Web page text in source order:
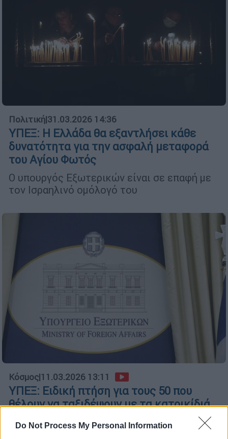
Do Not Process My Personal Information
Πολιτική|31.03.2026 14:36
ΥΠΕΞ: Η Ελλάδα θα εξαντλήσει κάθε
δυνατότητα για την ασφαλή μεταφορά
του Αγίου Φωτός
Ο υπουργός Εξωτερικών είναι σε επαφή με
τον Ισραηλινό ομόλογό του
Κόσμος|11.03.2026 13:11
ΥΠΕΞ: Ειδική πτήση για τους 50 που
θέλουν να ταξιδέψουν με τα κατοικίδιά